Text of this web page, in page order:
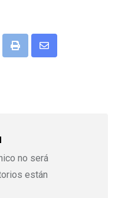
Print
Share
no será
están